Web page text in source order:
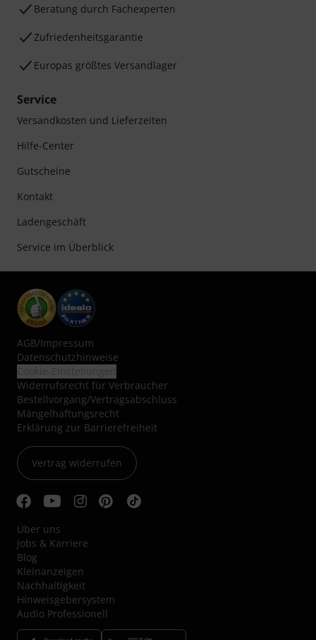
Beratung durch Fachexperten
Zufriedenheitsgarantie
Europas größtes Versandlager
Service
Versandkosten und Lieferzeiten
Hilfe-Center
Gutscheine
Kontakt
Ladengeschäft
Service im Überblick
AGB/Impressum
Datenschutzhinweise
Widerrufsrecht für Verbraucher
Bestellvorgang/Vertragsabschluss
Mängelhaftungsrecht
Erklärung zur Barrierefreiheit
Vertrag widerrufen
Über uns
Jobs & Karriere
Blog
Kleinanzeigen
Nachhaltigkeit
Hinweisgebersystem
Audio Professionell